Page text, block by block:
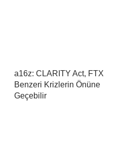
a16z: CLARITY Act, FTX
Benzeri Krizlerin Önüne
Geçebilir